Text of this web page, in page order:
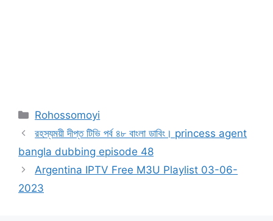
Categories
Rohossomoyi
রহস্যময়ী দীপ্ত টিভি পর্ব ৪৮ বাংলা ডাবিং। princess agent
bangla dubbing episode 48
Argentina IPTV Free M3U Playlist 03-06-
2023